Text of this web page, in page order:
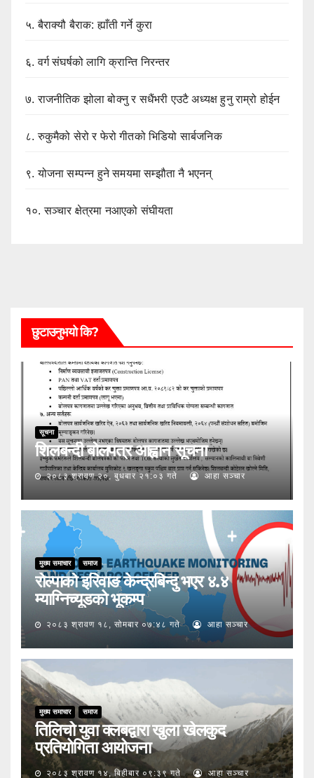
५.बैराक्यौ बैराक: ह्याँती गर्ने कुरा
६.वर्ग संघर्षको लागि क्रान्ति निरन्तर
७.राजनीतिक झोला बोक्नु र सधैंभरी एउटै अध्यक्ष हुनु राम्रो होईन
८.रुकुमैको सेरो र फेरो गीतको भिडियो सार्बजनिक
९.योजना सम्पन्न हुने समयमा सम्झौता नै भएनन्
१०.सञ्चार क्षेत्रमा नआएको संघीयता
छुटाउनुभयो कि?
सूचना
शिलबन्दी बोलपत्र आह्वान सूचना
२०८३ श्रावण २०, बुधबार २१:०३ गते आहा सञ्चार
मुख्य समाचार समाज
रोल्पाको इरिवाङ केन्द्रबिन्दु भएर ४.४
म्याग्निच्यूडको भूकम्प
२०८३ श्रावण १८, सोमबार ०७:४८ गते आहा सञ्चार
मुख्य समाचार समाज
तिलिचो युवा क्लबद्वारा खुला खेलकुद
प्रतियोगिता आयोजना
२०८३ श्रावण १४, बिहीबार ०९:३९ गते आहा सञ्चार